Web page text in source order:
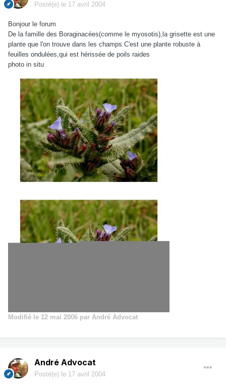
Posté(e) le 17 avril 2004
Bonjour le forum
De la famille des Boraginacées(comme le myosotis),la grisette est une
plante que l'on trouve dans les champs.C'est une plante robuste à
feuilles ondulées,qui est hérissée de poils raides
photo in situ
Modifié le 12 mai 2006 par André Advocat
André Advocat
Posté(e) le 17 avril 2004